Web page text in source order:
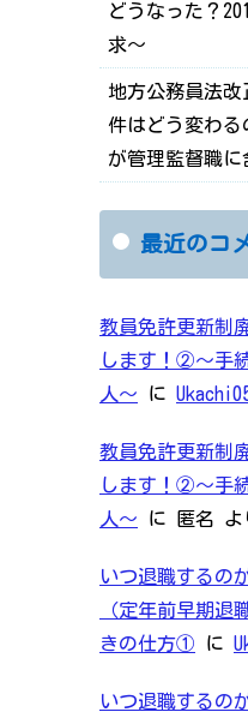
どうなった？
求～
地方公務員法
件はどう変わ
が管理監督職に
最近のコ
教員免許更新制
します！②～手
人～ に
教員免許更新制
します！②～手
人～ に 匿名 よ
いつ退職するの
（定年前早期退
きの仕方① に
いつ退職するの